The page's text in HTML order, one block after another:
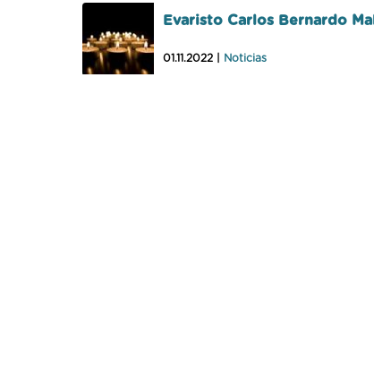
Evaristo Carlos Bernardo
01.11.2022 | Noticias